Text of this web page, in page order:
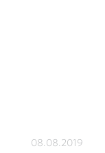
08.08.2019